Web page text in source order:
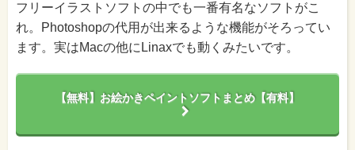
フリーイラストソフトの中でも一番有名なソフトがこ
れ。Photoshopの代用が出来るような機能がそろってい
ます。実はMacの他にLinaxでも動くみたいです。
【無料】お絵かきペイントソフトまとめ【有料】